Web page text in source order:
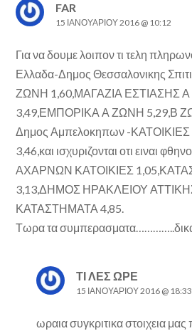
FAR
15 ΙΑΝΟΥΑΡΊΟΥ 2016 @ 10:12
Για να δουμε λοιπον τι τελη
Ελλαδα-Δημος Θεσσαλονικης
ΖΩΝΗ 1,60,ΜΑΓΑΖΙΑ ΕΣΤΙΑΣΗΣ
3,49,ΕΜΠΟΡΙΚΑ Α ΖΩΝΗ 5,29,Β
Δημος Αμπελοκηπων -
3,46,και ισχυριζονται οτι ειναι
ΑΧΑΡΝΩΝ ΚΑΤΟΙΚΙΕΣ
3,13,ΔΗΜΟΣ ΗΡΑΚΛΕΙΟΥ ΑΤΤΙΚΗΣ
ΚΑΤΑΣΤΗΜΑΤΑ 4,85.
Τωρα τα
ΤΙ ΛΕΣ ΩΡΕ
15 ΙΑΝΟΥΑΡΊΟΥ 2016 @ 18:33
ωραια συγκριτικα στοιχεια